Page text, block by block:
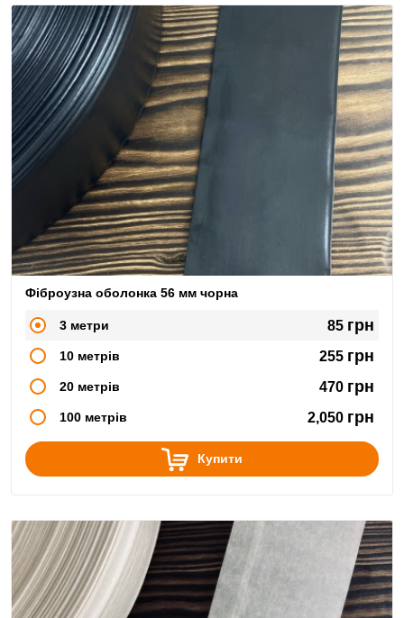
Фіброузна оболонка 56 мм чорна
3 метри 85 грн
10 метрів 255 грн
20 метрів 470 грн
100 метрів 2,050 грн
Купити